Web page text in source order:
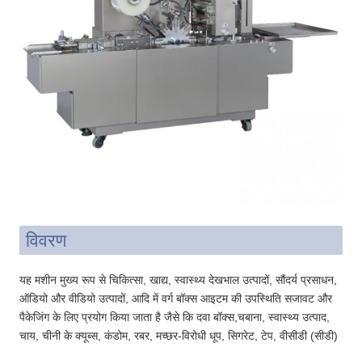
विवरण
यह मशीन मुख्य रूप से चिकित्सा, खाद्य, स्वास्थ्य देखभाल उत्पादों, सौंदर्य प्रसाधन,
ऑडियो और वीडियो उत्पादों, आदि में वर्ग बॉक्स आइटम की उपस्थिति सजावट और
पैकेजिंग के लिए प्रयोग किया जाता है जैसे कि दवा बॉक्स,चबाना, स्वास्थ्य उत्पाद,
चाय, चीनी के क्यूब्स, कंडोम, रबर, मच्छर-विरोधी धूप, सिगरेट, टेप, वीसीडी (सीडी)